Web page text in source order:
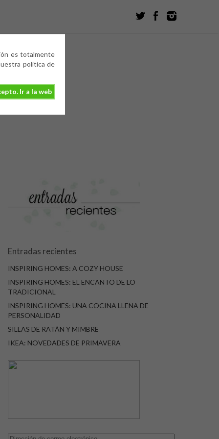
es totalmente
política de
Ir a la web
Entradas recientes
INSPIRING HOMES: A COZY HOUSE
INSPIRING HOMES: EL ENCANTO DE LO
TRADICIONAL
INSPIRING HOMES: UNA COCINA LLENA DE
PERSONALIDAD
SILLAS DE RATÁN Y MIMBRE
IKEA: NOVEDADES DE PRIMAVERA